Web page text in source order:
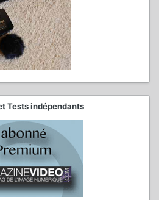
Tests indépendants